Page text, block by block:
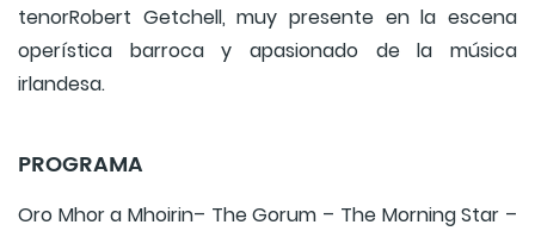
tenorRobert Getchell, muy presente en la escena
operística barroca y apasionado de la música
irlandesa.
PROGRAMA
Oro Mhor a Mhoirin– The Gorum – The Morning Star –